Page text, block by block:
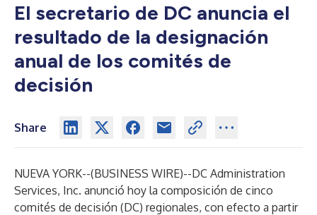
El secretario de DC anuncia el
resultado de la designación
anual de los comités de
decisión
Share
NUEVA YORK--(BUSINESS WIRE)--DC Administration
Services, Inc. anunció hoy la composición de cinco
comités de decisión (DC) regionales, con efecto a partir